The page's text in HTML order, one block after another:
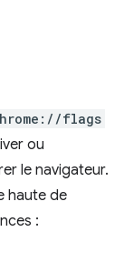
flags
ou
le navigateur.
haute de
: